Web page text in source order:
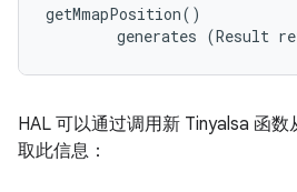
getMmapPosition()
generates (Result
HAL 可以通过调用新 Tinyalsa 函数
取此信息：